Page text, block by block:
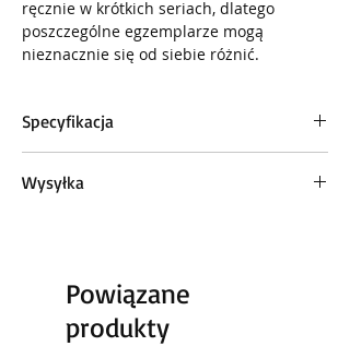
ręcznie w krótkich seriach, dlatego
poszczególne egzemplarze mogą
nieznacznie się od siebie różnić.
Specyfikacja
technikami "na gorąco" w temp. ~900
wymiar:20mm x 15mm
Wysyłka
Powiązane
produkty